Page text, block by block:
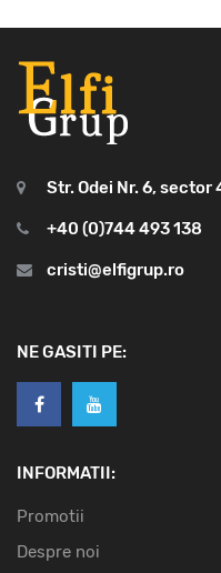
Str. Odei Nr. 6, sector
+40 (0)744 493 138
cristi@elfigrup.ro
NE GASITI PE:
INFORMATII:
Promotii
Despre noi